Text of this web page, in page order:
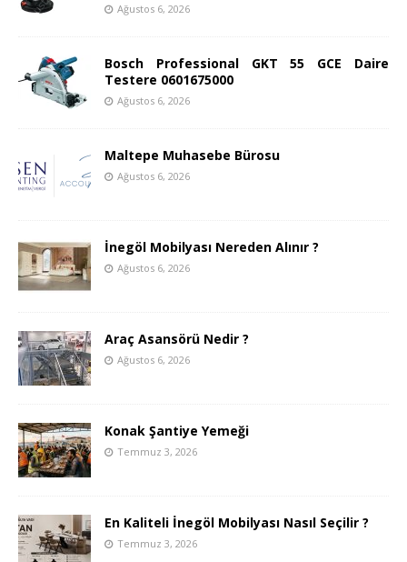
Ağustos 6, 2026
Bosch Professional GKT 55 GCE Daire
Testere 0601675000
Ağustos 6, 2026
Maltepe Muhasebe Bürosu
Ağustos 6, 2026
İnegöl Mobilyası Nereden Alınır ?
Ağustos 6, 2026
Araç Asansörü Nedir ?
Ağustos 6, 2026
Konak Şantiye Yemeği
Temmuz 3, 2026
En Kaliteli İnegöl Mobilyası Nasıl Seçilir ?
Temmuz 3, 2026